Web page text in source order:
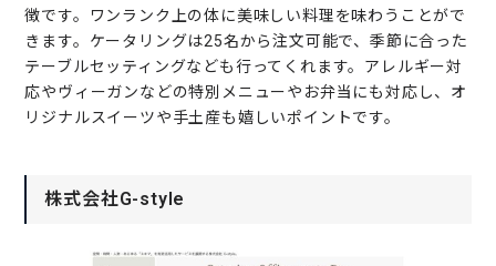
徴です。ワンランク上の体に美味しい料理を味わうことがで
きます。ケータリングは25名から注文可能で、季節に合った
テーブルセッティングなども行ってくれます。アレルギー対
応やヴィーガンなどの特別メニューやお弁当にも対応し、オ
リジナルスイーツや手土産も嬉しいポイントです。
株式会社G-style